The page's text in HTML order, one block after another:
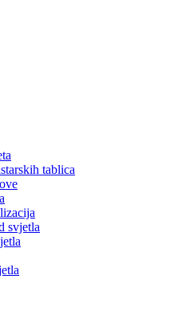
tablica
svjetla